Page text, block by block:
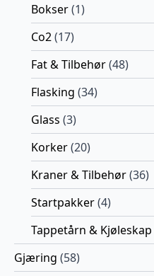
Bokser(1)
Co2(17)
Fat & Tilbehør(48)
Flasking (34)
Glass (3)
Korker(20)
Kraner & Tilbehør(36)
Startpakker(4)
Tappetårn & Kjøleskap
Gjæring (58)